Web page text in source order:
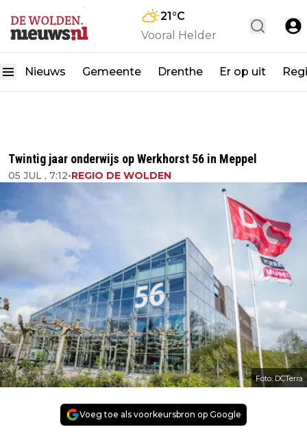
21°C
Vooral Helder
Nieuws Gemeente Drenthe Er op uit
Twintig jaar onderwijs op Werkhorst 56 in Meppel
05 JUL , 7:12•REGIO DE WOLDEN
Foto: DCTerra
Voeg toe als voorkeursbron op Google